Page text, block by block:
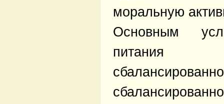
моральную
Основным
питания